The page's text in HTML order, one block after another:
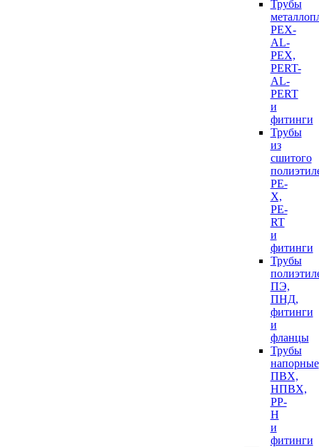
Трубы
PEX-
AL-
PEX,
PERT-
AL-
PERT
и
фитинги
Трубы
из
сшитого
PE-
X,
PE-
RT
и
фитинги
Трубы
ПЭ,
ПНД,
фитинги
и
фланцы
Трубы
напорные
ПВХ,
НПВХ,
PP-
H
и
фитинги